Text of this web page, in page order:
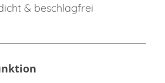
& beschlagfrei